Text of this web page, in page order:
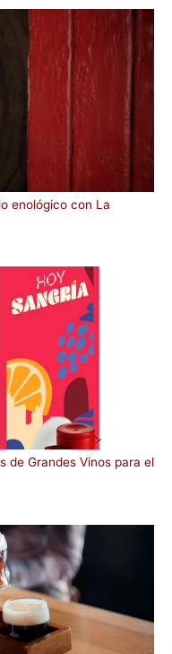
enológico con La
de Grandes Vinos para el